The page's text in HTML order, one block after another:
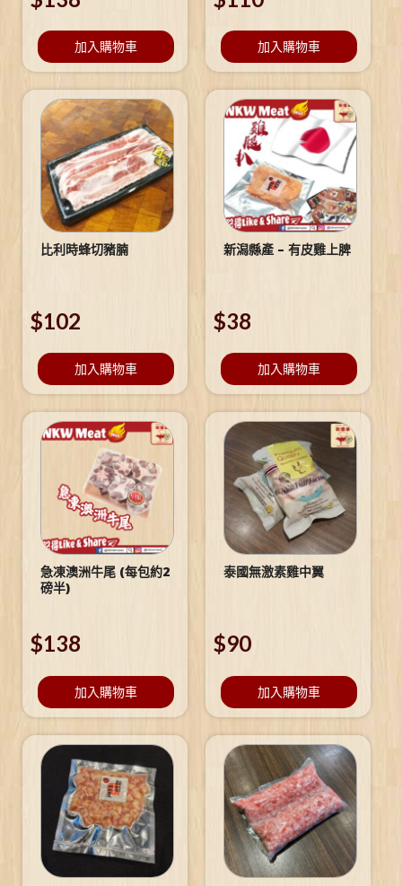
加入購物車 加入購物車
比利時蜂切豬腩
$102
加入購物車
新潟縣產 – 有皮雞上脾
$38
加入購物車
急凍澳洲牛尾 (每包約2
磅半)
$138
加入購物車
泰國無激素雞中翼
$90
加入購物車